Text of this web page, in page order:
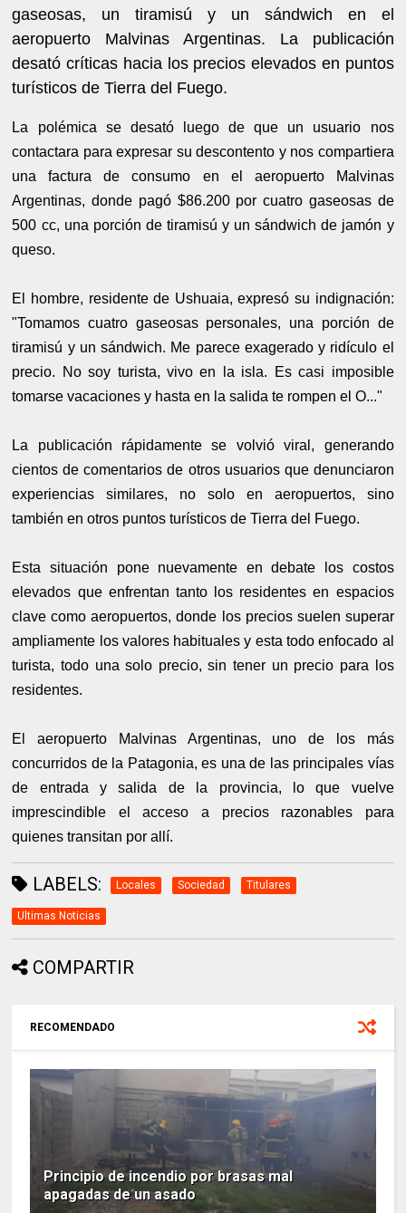
gaseosas, un tiramisú y un sándwich en el
aeropuerto Malvinas Argentinas. La publicación
desató críticas hacia los precios elevados en puntos
turísticos de Tierra del Fuego.
La polémica se desató luego de que un usuario nos
contactara para expresar su descontento y nos compartiera
una factura de consumo en el aeropuerto Malvinas
Argentinas, donde pagó $86.200 por cuatro gaseosas de
500 cc, una porción de tiramisú y un sándwich de jamón y
queso.
El hombre, residente de Ushuaia, expresó su indignación:
"Tomamos cuatro gaseosas personales, una porción de
tiramisú y un sándwich. Me parece exagerado y ridículo el
precio. No soy turista, vivo en la isla. Es casi imposible
tomarse vacaciones y hasta en la salida te rompen el O..."
La publicación rápidamente se volvió viral, generando
cientos de comentarios de otros usuarios que denunciaron
experiencias similares, no solo en aeropuertos, sino
también en otros puntos turísticos de Tierra del Fuego.
Esta situación pone nuevamente en debate los costos
elevados que enfrentan tanto los residentes en espacios
clave como aeropuertos, donde los precios suelen superar
ampliamente los valores habituales y esta todo enfocado al
turista, todo una solo precio, sin tener un precio para los
residentes.
El aeropuerto Malvinas Argentinas, uno de los más
concurridos de la Patagonia, es una de las principales vías
de entrada y salida de la provincia, lo que vuelve
imprescindible el acceso a precios razonables para
quienes transitan por allí.
LABELS: Locales Sociedad Titulares
Ultimas Noticias
COMPARTIR
RECOMENDADO
Principio de incendio por brasas mal
apagadas de un asado